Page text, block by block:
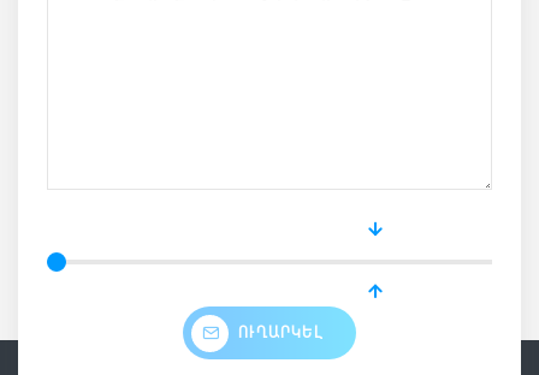
ՈՒՂԱՐԿԵԼ